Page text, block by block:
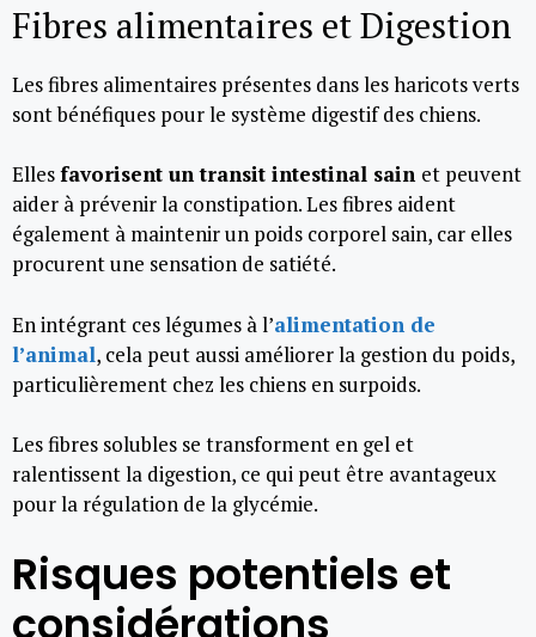
Fibres alimentaires et Digestion
Les fibres alimentaires présentes dans les haricots verts
sont bénéfiques pour le système digestif des chiens.
Ellesfavorisent un transit intestinal sain et peuvent
aider à prévenir la constipation. Les fibres aident
également à maintenir un poids corporel sain, car elles
procurent une sensation de satiété.
En intégrant ces légumes à l’alimentation de
l’animal, cela peut aussi améliorer la gestion du poids,
particulièrement chez les chiens en surpoids.
Les fibres solubles se transforment en gel et
ralentissent la digestion, ce qui peut être avantageux
pour la régulation de la glycémie.
Risques potentiels et
considérations